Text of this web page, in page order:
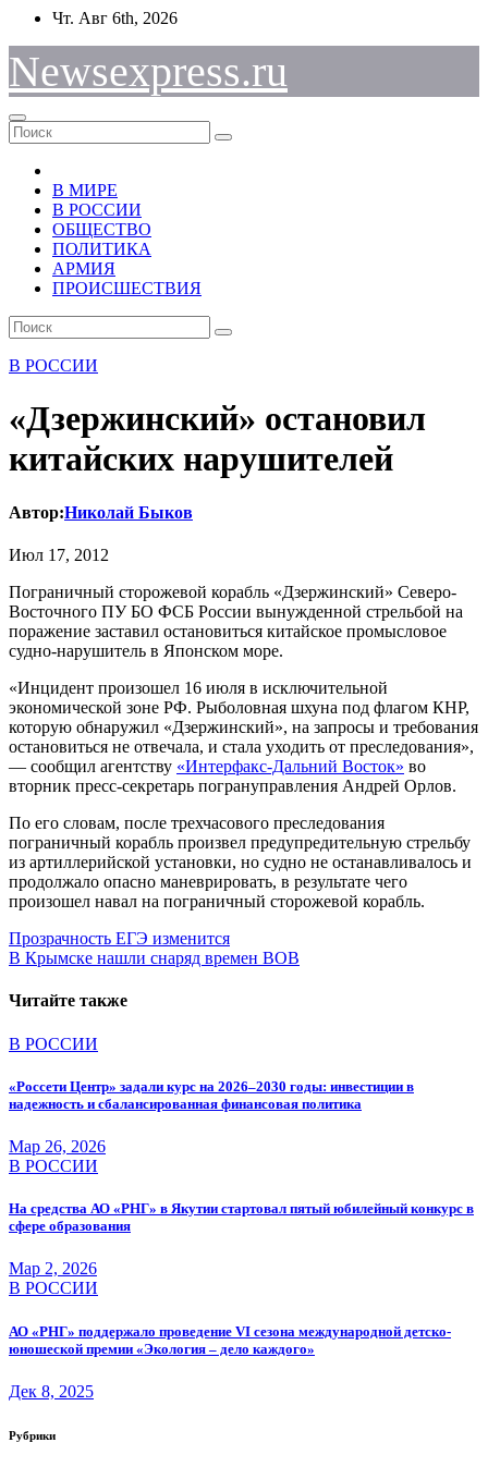
Перейти
содержимому
Чт. Авг 6th, 2026
Newsexpress.ru
В МИРЕ
В РОССИИ
ОБЩЕСТВО
ПОЛИТИКА
АРМИЯ
ПРОИСШЕСТВИЯ
В РОССИИ
«Дзержинский» остановил
китайских нарушителей
Автор:Николай Быков
Июл 17, 2012
Пограничный сторожевой корабль «Дзержинский» Северо-
Восточного ПУ БО ФСБ России вынужденной стрельбой на
поражение заставил остановиться китайское промысловое
судно-нарушитель в Японском море.
«Инцидент произошел 16 июля в исключительной
экономической зоне РФ. Рыболовная шхуна под флагом КНР,
которую обнаружил «Дзержинский», на запросы и требования
остановиться не отвечала, и стала уходить от преследования»,
— сообщил агентству «Интерфакс-Дальний Восток» во
вторник пресс-секретарь погрануправления Андрей Орлов.
По его словам, после трехчасового преследования
пограничный корабль произвел предупредительную стрельбу
из артиллерийской установки, но судно не останавливалось и
продолжало опасно маневрировать, в результате чего
произошел навал на пограничный сторожевой корабль.
Навигация
по
записям
Прозрачность ЕГЭ изменится
В Крымске нашли снаряд времен ВОВ
Читайте также
В РОССИИ
«Россети Центр» задали курс на 2026–2030 годы: инвестиции в
надежность и сбалансированная финансовая политика
Мар 26, 2026
В РОССИИ
На средства АО «РНГ» в Якутии стартовал пятый юбилейный конкурс в
сфере образования
Мар 2, 2026
В РОССИИ
АО «РНГ» поддержало проведение VI сезона международной детско-
юношеской премии «Экология – дело каждого»
Дек 8, 2025
Рубрики